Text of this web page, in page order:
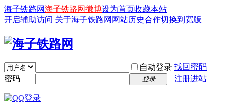
海子铁路网海子铁路网微博设为首页收藏本站
开启辅助访问 关于海子铁路网 网站历史合作切换到宽版
自动登录 找回密码
密码
登录 注册进站